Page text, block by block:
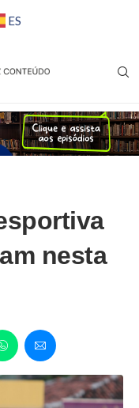
ES
nesta